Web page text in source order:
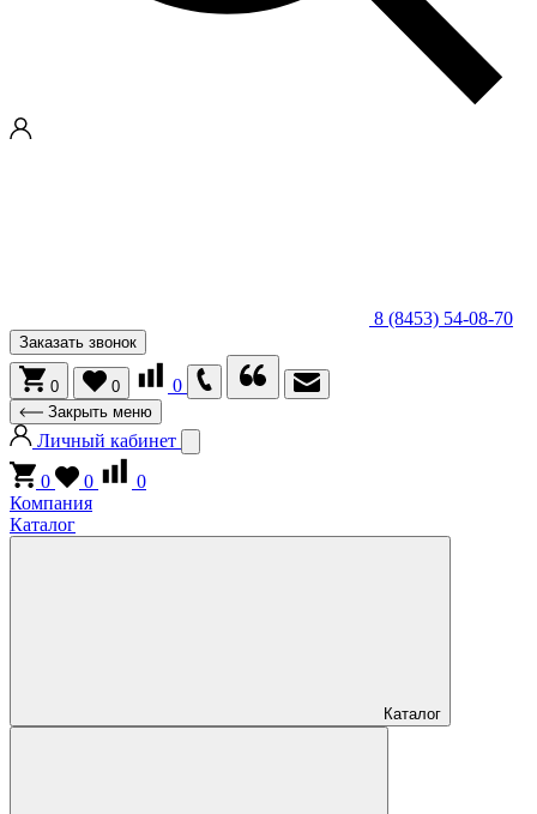
8 (8453) 54-08-70
Заказать звонок
0 0 0
Закрыть меню
Личный кабинет
0
0
0
Компания
Каталог
Каталог